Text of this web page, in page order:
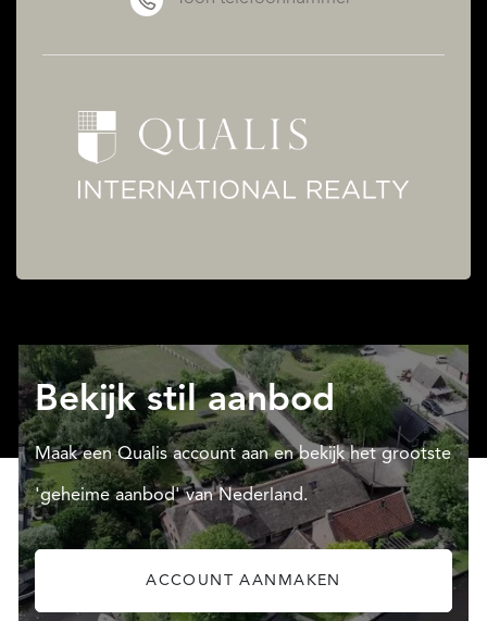
Bekijk stil aanbod
Maak een Qualis account aan en bekijk het grootste
'geheime aanbod' van Nederland.
ACCOUNT AANMAKEN